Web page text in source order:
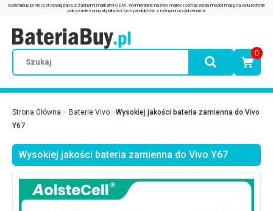
0
Strona Główna Baterie Vivo
Wysokiej jakości bateria zamienna do Vivo
Y67
Wysokiej jakości bateria zamienna do Vivo Y67